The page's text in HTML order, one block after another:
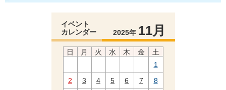
イベント
カレンダー
2025年 11月
日 月 火 水 木 金
土
1
2
3 4 5 6 7
8